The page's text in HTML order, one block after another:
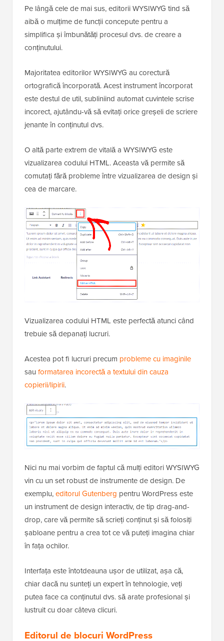
Pe lângă cele de mai sus, editorii WYSIWYG tind să
aibă o mulțime de funcții concepute pentru a
simplifica și îmbunătăți procesul dvs. de creare a
conținutului.
Majoritatea editorilor WYSIWYG au corectură
ortografică încorporată. Acest instrument încorporat
este destul de util, subliniind automat cuvintele scrise
incorect, ajutându-vă să evitați orice greșeli de scriere
jenante în conținutul dvs.
O altă parte extrem de vitală a WYSIWYG este
vizualizarea codului HTML. Aceasta vă permite să
comutați fără probleme între vizualizarea de design și
cea de marcare.
Vizualizarea codului HTML este perfectă atunci când
trebuie să depanați lucruri.
Acestea pot fi lucruri precum probleme cu imaginile
sau formatarea incorectă a textului din cauza
copierii/lipirii.
Nici nu mai vorbim de faptul că mulți editori WYSIWYG
vin cu un set robust de instrumente de design. De
exemplu,editorul Gutenberg pentru WordPress este
un instrument de design interactiv, de tip drag-and-
drop, care vă permite să scrieți conținut și să folosiți
șabloane pentru a crea tot ce vă puteți imagina chiar
în fața ochilor.
Interfața este întotdeauna ușor de utilizat, așa că,
chiar dacă nu sunteți un expert în tehnologie, veți
putea face ca conținutul dvs. să arate profesional și
lustruit cu doar câteva clicuri.
Editorul de blocuri WordPress